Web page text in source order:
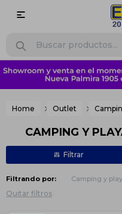

Home Outlet
CAMPING Y
Filtrando por: Camping y
Quitar filtros